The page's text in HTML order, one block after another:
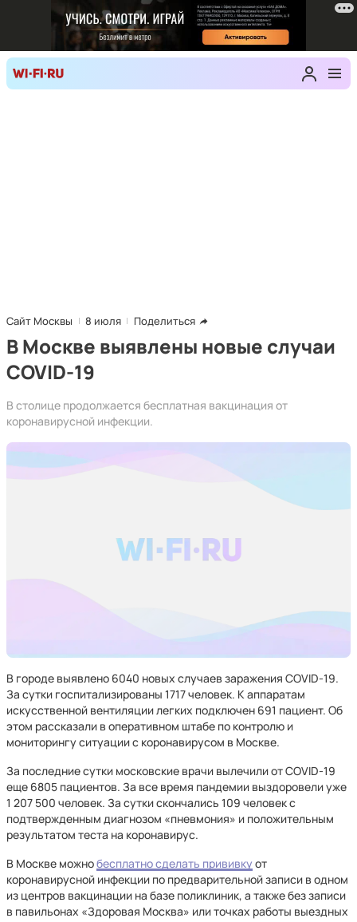
Сайт Москвы 8 июля Поделиться
В Москве выявлены новые случаи
COVID-19
В столице продолжается бесплатная вакцинация от
коронавирусной инфекции.
В городе выявлено 6040 новых случаев заражения COVID-19.
За сутки госпитализированы 1717 человек. К аппаратам
искусственной вентиляции легких подключен 691 пациент. Об
этом рассказали в оперативном штабе по контролю и
мониторингу ситуации с коронавирусом в Москве.
За последние сутки московские врачи вылечили от COVID-19
еще 6805 пациентов. За все время пандемии выздоровели уже
1 207 500 человек. За сутки скончались 109 человек с
подтвержденным диагнозом «пневмония» и положительным
результатом теста на коронавирус.
В Москве можнобесплатно сделать прививку от
коронавирусной инфекции по предварительной записи в одном
из центров вакцинации на базе поликлиник, а также без записи
в павильонах «Здоровая Москва» или точках работы выездных